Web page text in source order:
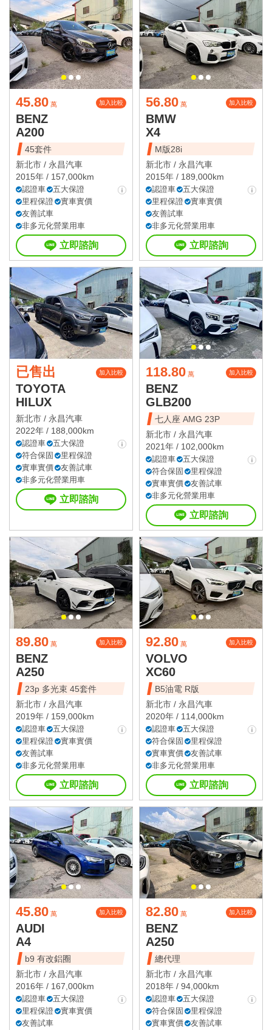
45.80 萬 加入比較
BENZ
A200
45套件
新北市 / 永昌汽車
2015年 / 157,000km
認證車
五大保證
里程保證
實車實價
友善試車
非多元化營業用車
立即諮詢
56.80 萬 加入比較
BMW
X4
M版28i
新北市 / 永昌汽車
2015年 / 189,000km
認證車
五大保證
里程保證
實車實價
友善試車
非多元化營業用車
立即諮詢
已售出 加入比較
TOYOTA
HILUX
新北市 / 永昌汽車
2022年 / 188,000km
認證車
五大保證
符合保固
里程保證
實車實價
友善試車
非多元化營業用車
立即諮詢
118.80 萬 加入比較
BENZ
GLB200
七人座 AMG 23P
新北市 / 永昌汽車
2021年 / 102,000km
認證車
五大保證
符合保固
里程保證
實車實價
友善試車
非多元化營業用車
立即諮詢
89.80 萬 加入比較
BENZ
A250
23p 多光束 45套件
新北市 / 永昌汽車
2019年 / 159,000km
認證車
五大保證
里程保證
實車實價
友善試車
非多元化營業用車
立即諮詢
92.80 萬 加入比較
VOLVO
XC60
B5油電 R版
新北市 / 永昌汽車
2020年 / 114,000km
認證車
五大保證
符合保固
里程保證
實車實價
友善試車
非多元化營業用車
立即諮詢
45.80 萬 加入比較
AUDI
A4
b9 有改鋁圈
新北市 / 永昌汽車
2016年 / 167,000km
認證車
五大保證
里程保證
實車實價
友善試車
82.80 萬 加入比較
BENZ
A250
總代理
新北市 / 永昌汽車
2018年 / 94,000km
認證車
五大保證
符合保固
里程保證
實車實價
友善試車